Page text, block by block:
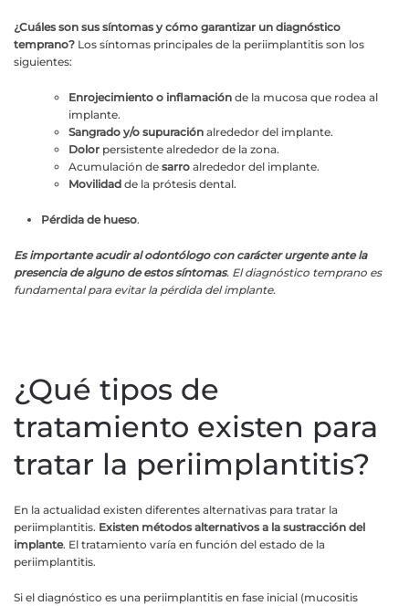
¿Cuáles son sus síntomas y cómo garantizar un diagnóstico
temprano? Los síntomas principales de la periimplantitis son los
siguientes:
Enrojecimiento o inflamación de la mucosa que rodea al
implante.
Sangrado y/o supuración alrededor del implante.
Dolor persistente alrededor de la zona.
Acumulación de sarro alrededor del implante.
Movilidad de la prótesis dental.
Pérdida de hueso.
Es importante acudir al odontólogo con carácter urgente ante la
presencia de alguno de estos síntomas. El diagnóstico temprano es
fundamental para evitar la pérdida del implante.
¿Qué tipos de
tratamiento existen para
tratar la periimplantitis?
En la actualidad existen diferentes alternativas para tratar la
periimplantitis. Existen métodos alternativos a la sustracción del
implante. El tratamiento varía en función del estado de la
periimplantitis.
Si el diagnóstico es una periimplantitis en fase inicial (mucositis